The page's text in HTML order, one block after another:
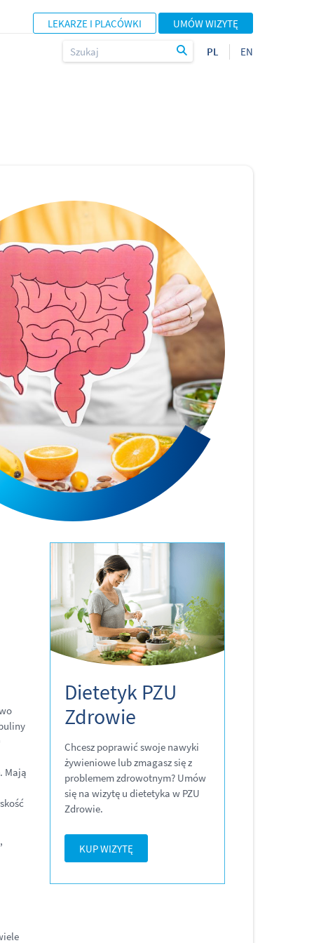
LEKARZE I PLACÓWKI UMÓW WIZYTĘ
PL EN
Mają
Dietetyk PZU
Zdrowie
Chcesz poprawić swoje nawyki
żywieniowe lub zmagasz się z
problemem zdrowotnym? Umów
się na wizytę u dietetyka w PZU
Zdrowie.
KUP WIZYTĘ